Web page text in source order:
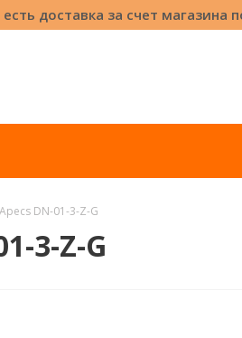
доставка за счет
DN-01-3-Z-G
3-Z-G